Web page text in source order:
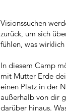
Visionssuchen
zurück, um sich
fühlen, was
In diesem Camp
mit Mutter Erde
einen Platz in der
außerhalb von dir
darüber hinaus.